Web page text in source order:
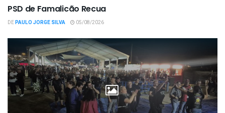
PSD de Famalicão Recua
DEPAULO JORGE SILVA 05/08/2026